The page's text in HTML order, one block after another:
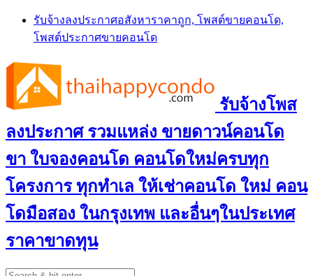
Skip
content
รับจ้างลงประกาศอสังหาราคาถูก, โพสต์ขายคอนโด,
โพสต์ประกาศขายคอนโด
รับจ้างโพส
ลงประกาศ รวมแหล่ง ขายดาวน์คอนโด
ขา ใบจองคอนโด คอนโดใหม่ครบทุก
โครงการ ทุกทำเล ให้เช่าคอนโด ใหม่ คอน
โดมือสอง ในกรุงเทพ และอื่นๆในประเทศ
ราคาขาดทุน